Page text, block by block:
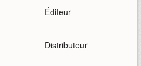
Éditeur
Distributeur